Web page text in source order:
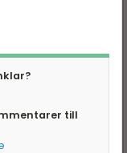
till